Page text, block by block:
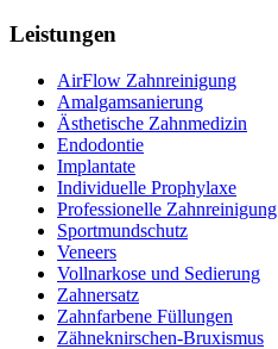
Leistungen
AirFlow Zahnreinigung
Amalgamsanierung
Ästhetische Zahnmedizin
Endodontie
Implantate
Individuelle Prophylaxe
Professionelle Zahnreinigung
Sportmundschutz
Veneers
Vollnarkose und Sedierung
Zahnersatz
Zahnfarbene Füllungen
Zähneknirschen-Bruxismus